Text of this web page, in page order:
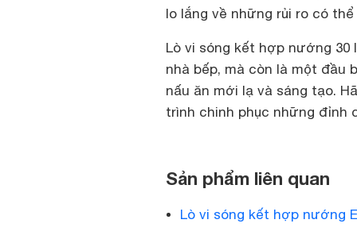
lo lắng về những rủi ro có thể
Lò vi sóng kết hợp nướng 30
nhà bếp, mà còn là một đầu
nấu ăn mới lạ và sáng tạo.
trình chinh phục những đỉnh
Sản phẩm liên quan
Lò vi sóng kết hợp nướng